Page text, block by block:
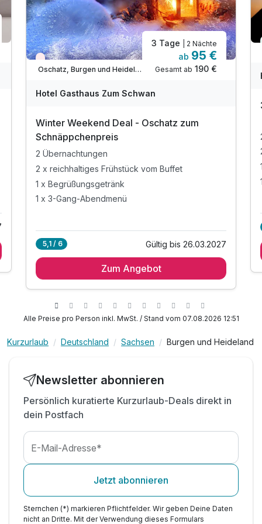
Wieder frei ab November
Oschatz, Burgen und Heideland
3 Tage | 2 Nächte
ab 95 €
Gesamt ab 190 €
Hotel Gasthaus Zum Schwan
Winter Weekend Deal - Oschatz zum
Schnäppchenpreis
2 Übernachtungen
2 x reichhaltiges Frühstück vom Buffet
1 x Begrüßungsgetränk
1 x 3-Gang-Abendmenü
5,1 / 6 Gültig bis 26.03.2027
Zum Angebot
Alle Preise pro Person inkl. MwSt. / Stand vom 07.08.2026 12:51
Kurzurlaub Deutschland Sachsen Burgen und Heideland
Newsletter abonnieren
Persönlich kuratierte Kurzurlaub-Deals direkt in
dein Postfach
E-Mail-Adresse*
Jetzt abonnieren
Sternchen (*) markieren Pflichtfelder. Wir geben Deine Daten
nicht an Dritte. Mit der Verwendung dieses Formulars